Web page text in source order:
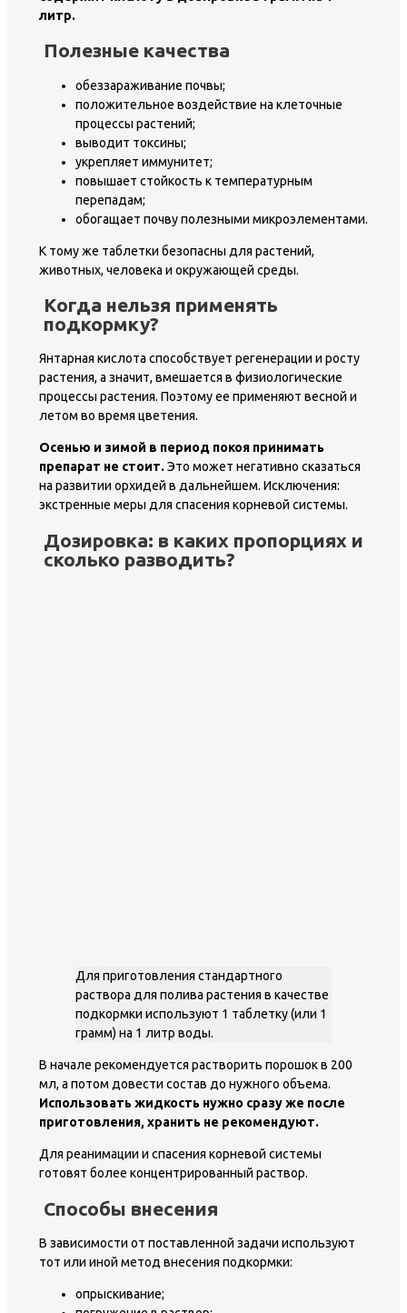
литр.
Полезные качества
обеззараживание почвы;
положительное воздействие на клеточные
процессы растений;
выводит токсины;
укрепляет иммунитет;
повышает стойкость к температурным
перепадам;
обогащает почву полезными микроэлементами.
К тому же таблетки безопасны для растений,
животных, человека и окружающей среды.
Когда нельзя применять
подкормку?
Янтарная кислота способствует регенерации и росту
растения, а значит, вмешается в физиологические
процессы растения. Поэтому ее применяют весной и
летом во время цветения.
Осенью и зимой в период покоя принимать
препарат не стоит. Это может негативно сказаться
на развитии орхидей в дальнейшем. Исключения:
экстренные меры для спасения корневой системы.
Дозировка: в каких пропорциях и
сколько разводить?
Для приготовления стандартного
раствора для полива растения в качестве
подкормки используют 1 таблетку (или 1
грамм) на 1 литр воды.
В начале рекомендуется растворить порошок в 200
мл, а потом довести состав до нужного объема.
Использовать жидкость нужно сразу же после
приготовления, хранить не рекомендуют.
Для реанимации и спасения корневой системы
готовят более концентрированный раствор.
Способы внесения
В зависимости от поставленной задачи используют
тот или иной метод внесения подкормки:
опрыскивание;